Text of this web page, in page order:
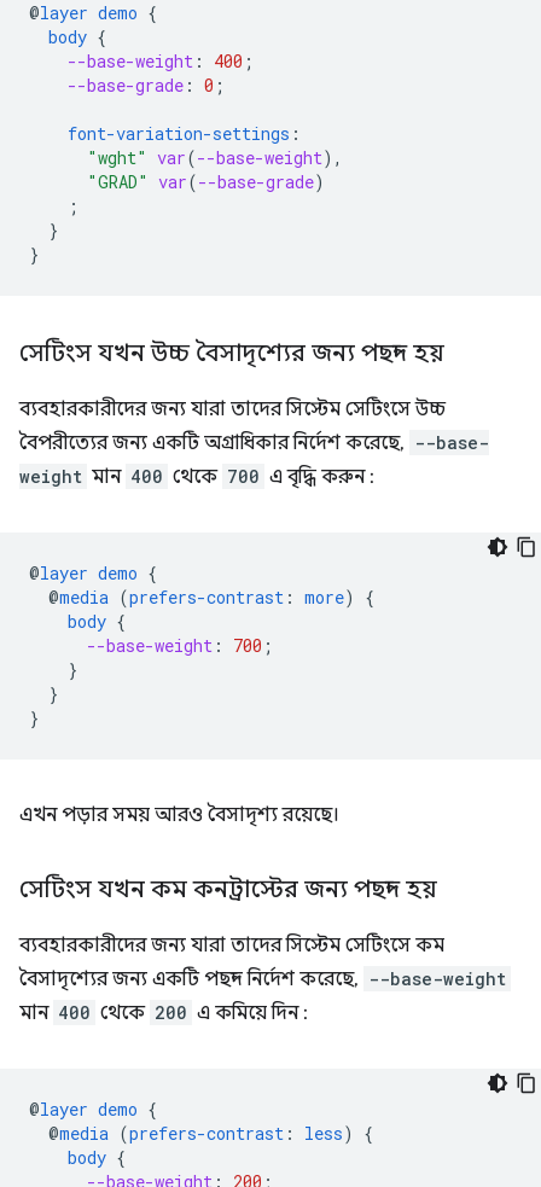
@layer demo {
body {
--base-weight : 400 ;
--base-grade : 0 ;
font-variation-settings :
"wght" var(--base-weight),
"GRAD" var(--base-grade)
;
}
}
সেটিংস যখন উচ্চ বৈসাদৃশ্যের জন্য পছন্দ হয়
ব্যবহারকারীদের জন্য যারা তাদের সিস্টেম সেটিংসে উচ্চ
বৈপরীত্যের জন্য একটি অগ্রাধিকার নির্দেশ করেছে, --base-
weight মান 400 থেকে 700 এ বৃদ্ধি করুন :
@layer demo {
@media (prefers-contrast : more)
{
body {
--base-weight : 700 ;
}
}
}
এখন পড়ার সময় আরও বৈসাদৃশ্য রয়েছে।
সেটিংস যখন কম কনট্রাস্টের জন্য পছন্দ হয়
ব্যবহারকারীদের জন্য যারা তাদের সিস্টেম সেটিংসে কম
বৈসাদৃশ্যের জন্য একটি পছন্দ নির্দেশ করেছে, --base-weight
মান 400 থেকে 200 এ কমিয়ে দিন :
@layer demo {
@media (prefers-contrast : less)
{
body {
--base-weight : 200 ;